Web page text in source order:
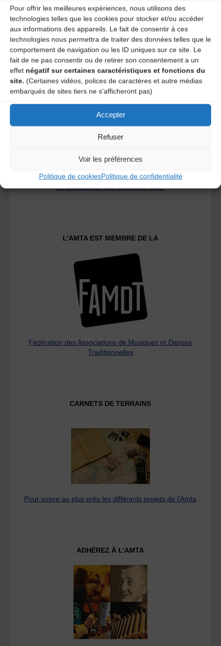
Pour offrir les meilleures expériences, nous utilisons des
technologies telles que les cookies pour stocker et/ou accéder
aux informations des appareils. Le fait de consentir à ces
technologies nous permettra de traiter des données telles que le
comportement de navigation ou les ID uniques sur ce site. Le
fait de ne pas consentir ou de retirer son consentement a un
effet négatif sur certaines caractéristiques et fonctions du
site. (Certaines vidéos, polices de caractères et autre médias
embarqués de sites tiers ne s'afficheront pas)
Accepter
Refuser
Voir les préférences
Politique de cookiesPolitique de confidentialité
A DECOUVRIR :
Le distributeur des musiques Trad'
L’AMTA EST MEMBRE DE LA
Fédération des Associations de Musiques et Danses
Traditionnelles
CARNETS DE TERRAINS
Pour suivre au plus près les différents projets de l’Amta
ADHÉREZ À L’AMTA